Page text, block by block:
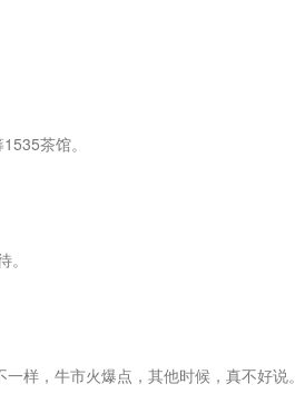
茶馆。
样，牛市火爆点，其他时候，真不好说。